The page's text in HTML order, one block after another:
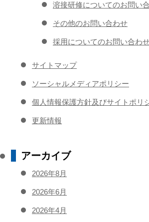
溶接研修についてのお問い
その他のお問い合わせ
採用についてのお問い合わ
サイトマップ
ソーシャルメディアポリシー
個人情報保護方針及びサイトポリ
更新情報
アーカイブ
2026年8月
2026年6月
2026年4月